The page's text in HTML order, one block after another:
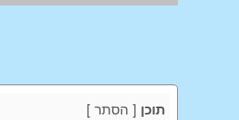
תוכן [ הסתר ]